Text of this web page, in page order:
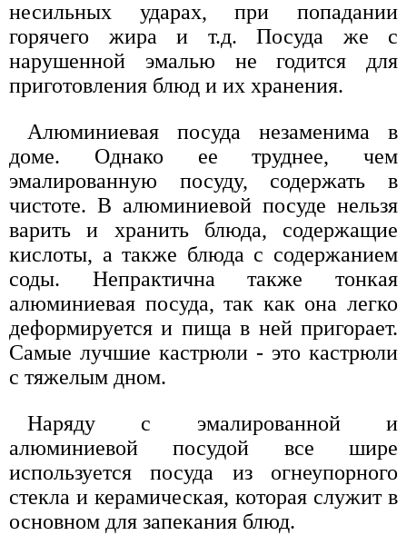
несильных ударах, при попадании
горячего жира и т.д. Посуда же с
нарушенной эмалью не годится для
приготовления блюд и их хранения.
Алюминиевая посуда незаменима в
доме. Однако ее труднее, чем
эмалированную посуду, содержать в
чистоте. В алюминиевой посуде нельзя
варить и хранить блюда, содержащие
кислоты, а также блюда с содержанием
соды. Непрактична также тонкая
алюминиевая посуда, так как она легко
деформируется и пища в ней пригорает.
Самые лучшие кастрюли - это кастрюли
с тяжелым дном.
Наряду с эмалированной и
алюминиевой посудой все шире
используется посуда из огнеупорного
стекла и керамическая, которая служит в
основном для запекания блюд.